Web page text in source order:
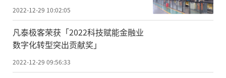
2022-12-29 10:02:05
凡泰极客荣获「2022科技赋能金融业
数字化转型突出贡献奖」
2022-12-29 09:56:33